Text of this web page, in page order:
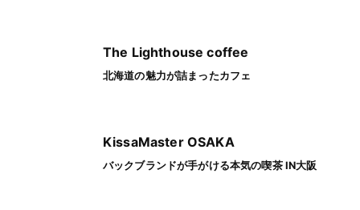
The Lighthouse coffee
北海道の魅力が詰まったカフェ
KissaMaster OSAKA
バックブランドが手がける本気の喫茶 IN大阪